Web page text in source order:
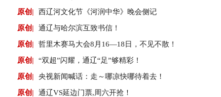
原创| 西辽河文化节《河润中华》晚会侧记
原创| 通辽与哈尔滨互致书信！
原创| 哲里木赛马大会8月16—18日，不见不散！
原创| “双超”闪耀，通辽“足”够精彩！
原创| 央视新闻喊话：走～哪凉快哪待着去！
原创| 通辽VS延边门票,周六开抢！